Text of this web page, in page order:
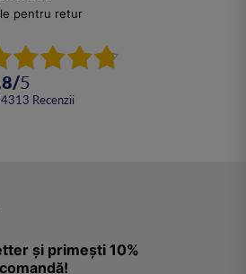
pentru retur
/5
Recenzii
și primești 10%